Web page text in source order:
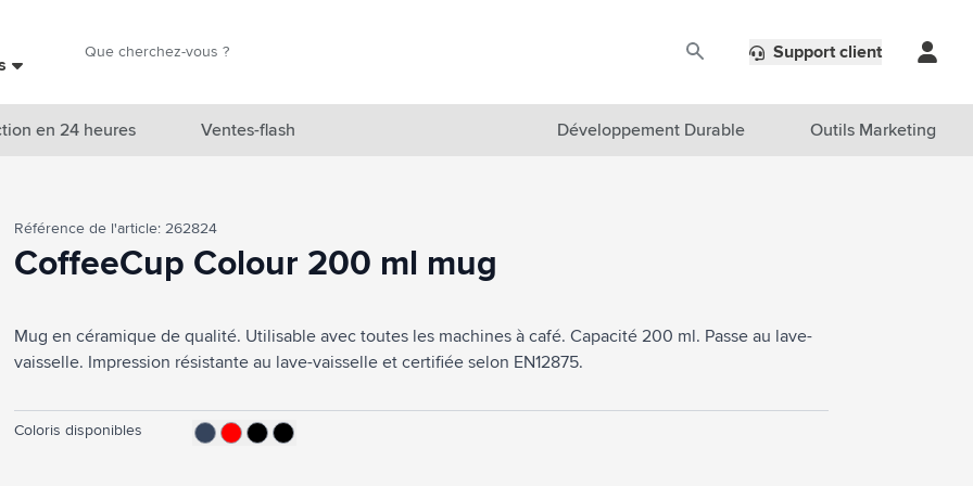
Marques
Thèmes
Accessoires boissons
Sacs & Voyage
Cuisiner & Vivre
Produits de soin
Support client
en 24 heures Ventes-flash Développement Durable Outils Marketing
Référence de l'article: 262824
CoffeeCup Colour 200 ml mug
Mug en céramique de qualité. Utilisable avec toutes les machines à café. Capacité 200 ml. Passe au lave-
vaisselle. Impression résistante au lave-vaisselle et certifiée selon EN12875.
Coloris disponibles